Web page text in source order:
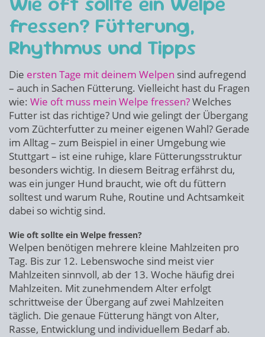
fressen? Fütterung,
Rhythmus und Tipps
Die ersten Tage mit deinem Welpen sind aufregend
– auch in Sachen Fütterung. Vielleicht hast du Fragen
wie: Wie oft muss mein Welpe fressen?Welches
Futter ist das richtige? Und wie gelingt der Übergang
vom Züchterfutter zu meiner eigenen Wahl? Gerade
im Alltag – zum Beispiel in einer Umgebung wie
Stuttgart – ist eine ruhige, klare Fütterungsstruktur
besonders wichtig. In diesem Beitrag erfährst du,
was ein junger Hund braucht, wie oft du füttern
solltest und warum Ruhe, Routine und Achtsamkeit
dabei so wichtig sind.
Wie oft sollte ein Welpe fressen?
Welpen benötigen mehrere kleine Mahlzeiten pro
Tag. Bis zur 12. Lebenswoche sind meist vier
Mahlzeiten sinnvoll, ab der 13. Woche häufig drei
Mahlzeiten. Mit zunehmendem Alter erfolgt
schrittweise der Übergang auf zwei Mahlzeiten
täglich. Die genaue Fütterung hängt von Alter,
Rasse, Entwicklung und individuellem Bedarf ab.